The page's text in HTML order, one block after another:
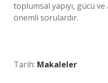
toplumsal yapıyı, gücü
önemli sorulardır.
Tarih: Makaleler